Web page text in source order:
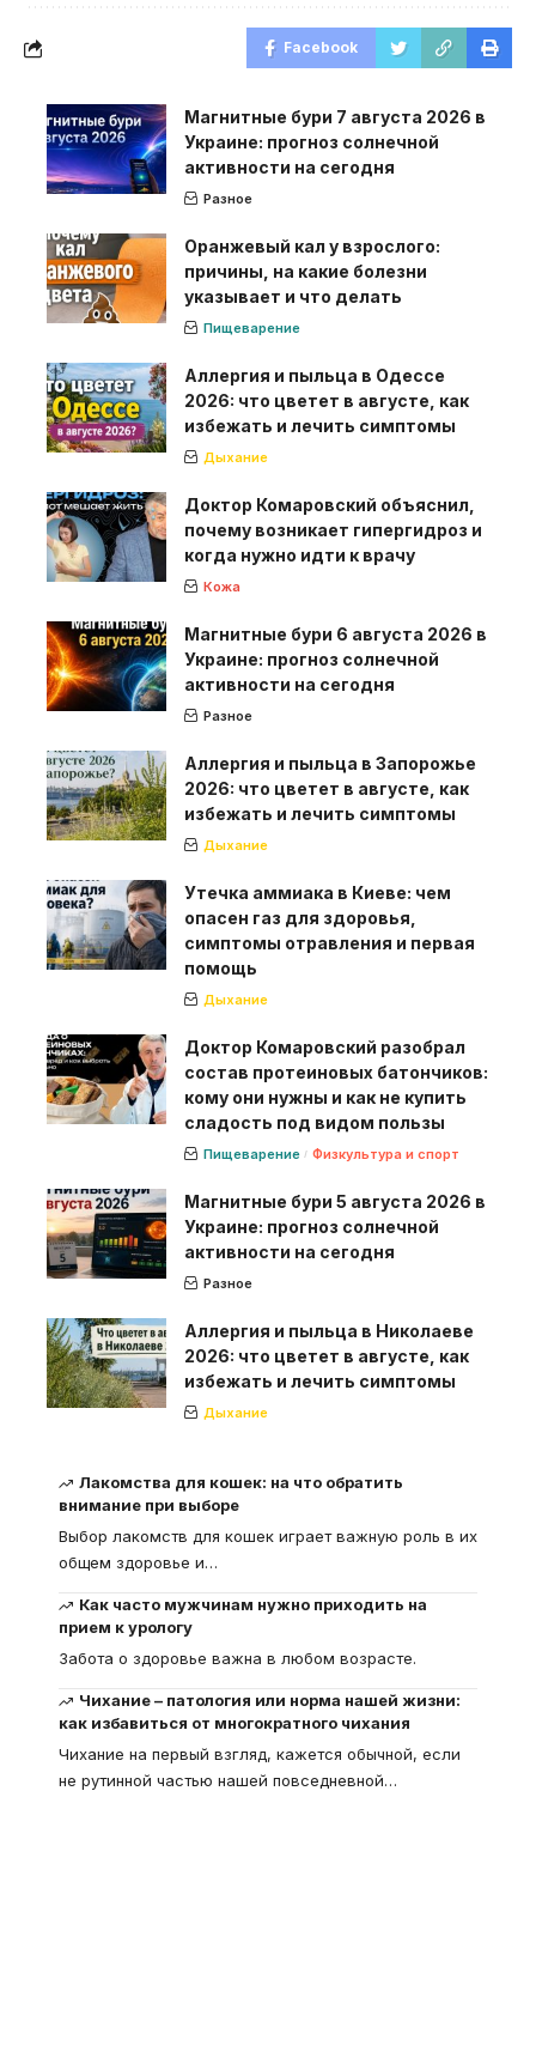
Facebook
Магнитные бури 7 августа 2026 в
Украине: прогноз солнечной
активности на сегодня
Разное
Оранжевый кал у взрослого:
причины, на какие болезни
указывает и что делать
Пищеварение
Аллергия и пыльца в Одессе
2026: что цветет в августе, как
избежать и лечить симптомы
Дыхание
Доктор Комаровский объяснил,
почему возникает гипергидроз и
когда нужно идти к врачу
Кожа
Магнитные бури 6 августа 2026 в
Украине: прогноз солнечной
активности на сегодня
Разное
Аллергия и пыльца в Запорожье
2026: что цветет в августе, как
избежать и лечить симптомы
Дыхание
Утечка аммиака в Киеве: чем
опасен газ для здоровья,
симптомы отравления и первая
помощь
Дыхание
Доктор Комаровский разобрал
состав протеиновых батончиков:
кому они нужны и как не купить
сладость под видом пользы
Пищеварение Физкультура и спорт
Магнитные бури 5 августа 2026 в
Украине: прогноз солнечной
активности на сегодня
Разное
Аллергия и пыльца в Николаеве
2026: что цветет в августе, как
избежать и лечить симптомы
Дыхание
Лакомства для кошек: на что обратить
внимание при выборе
Выбор лакомств для кошек играет важную роль в их
общем здоровье и…
Как часто мужчинам нужно приходить на
прием к урологу
Забота о здоровье важна в любом возрасте.
Чихание – патология или норма нашей жизни:
как избавиться от многократного чихания
Чихание на первый взгляд, кажется обычной, если
не рутинной частью нашей повседневной…